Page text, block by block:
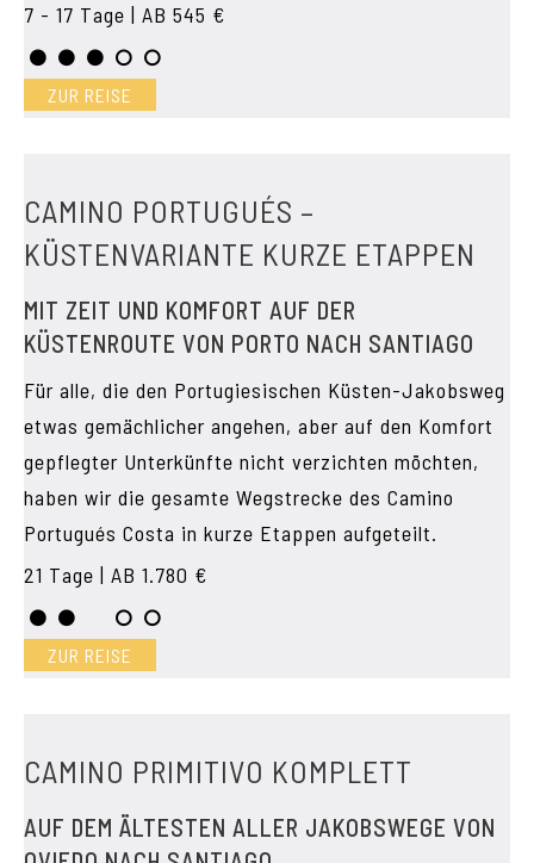
7 - 17 Tage | AB 545 €
ZUR REISE
CAMINO PORTUGUÉS –
KÜSTENVARIANTE KURZE ETAPPEN
MIT ZEIT UND KOMFORT AUF DER
KÜSTENROUTE VON PORTO NACH SANTIAGO
Für alle, die den Portugiesischen Küsten-Jakobsweg
etwas gemächlicher angehen, aber auf den Komfort
gepflegter Unterkünfte nicht verzichten möchten,
haben wir die gesamte Wegstrecke des Camino
Portugués Costa in kurze Etappen aufgeteilt.
21 Tage | AB 1.780 €
ZUR REISE
CAMINO PRIMITIVO KOMPLETT
AUF DEM ÄLTESTEN ALLER JAKOBSWEGE VON